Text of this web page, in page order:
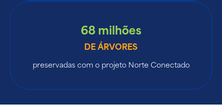
68 milhões
DE ÁRVORES
preservadas com o projeto Norte Conectado